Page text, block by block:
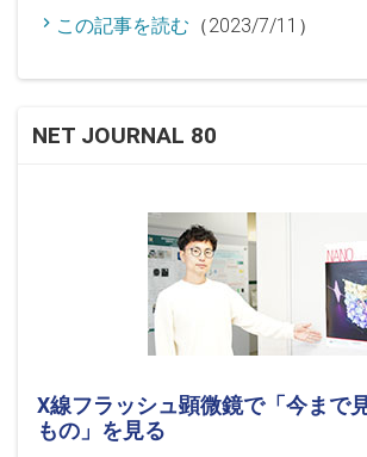
この記事を読む （2023/7/11）
NET JOURNAL 80
X線フラッシュ顕微鏡で「今まで
もの」を見る